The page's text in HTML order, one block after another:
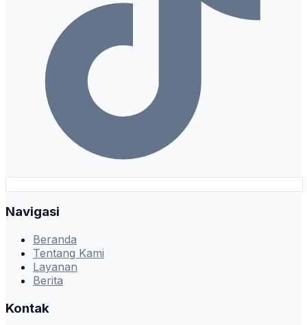
Navigasi
Beranda
Tentang Kami
Layanan
Berita
Kontak